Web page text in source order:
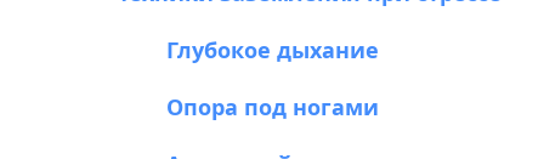
Глубокое дыхание
Опора под ногами